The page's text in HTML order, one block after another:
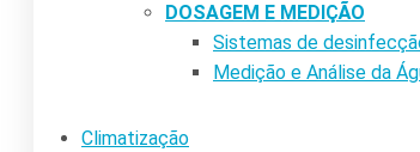
DOSAGEM E MEDIÇÃO
Sistemas de
Medição e Análise da
Climatização